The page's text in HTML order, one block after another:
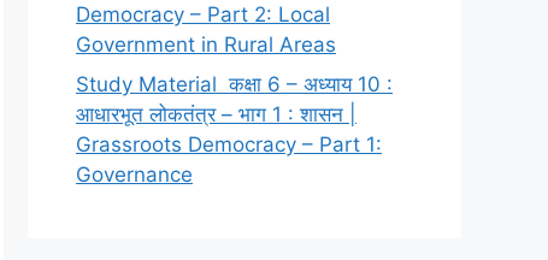
Democracy – Part 2: Local
Government in Rural Areas
Study Material कक्षा 6 – अध्याय 10 :
आधारभूत लोकतंत्र – भाग 1 : शासन |
Grassroots Democracy – Part 1:
Governance